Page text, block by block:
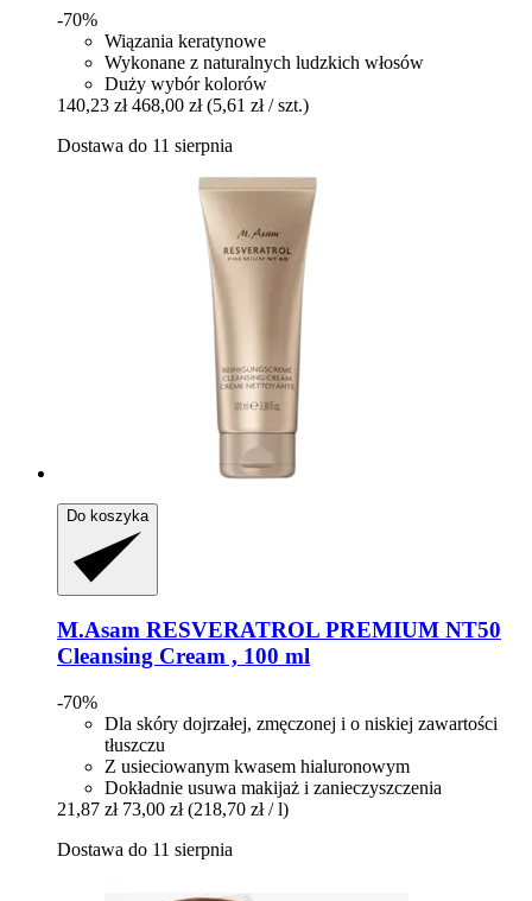
-70%
Wiązania keratynowe
Wykonane z naturalnych ludzkich włosów
Duży wybór kolorów
140,23 zł 468,00 zł (5,61 zł / szt.)
Dostawa do 11 sierpnia
Do koszyka
M.Asam RESVERATROL PREMIUM NT50
Cleansing Cream , 100 ml
-70%
Dla skóry dojrzałej, zmęczonej i o niskiej zawartości
tłuszczu
Z usieciowanym kwasem hialuronowym
Dokładnie usuwa makijaż i zanieczyszczenia
21,87 zł 73,00 zł (218,70 zł / l)
Dostawa do 11 sierpnia